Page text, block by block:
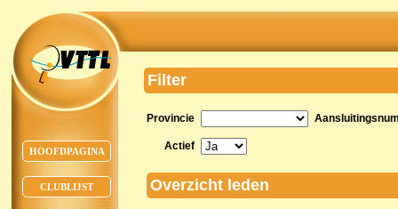
HOOFDPAGINA
CLUBLIJST
Filter
Provincie
Actief
Overzicht leden